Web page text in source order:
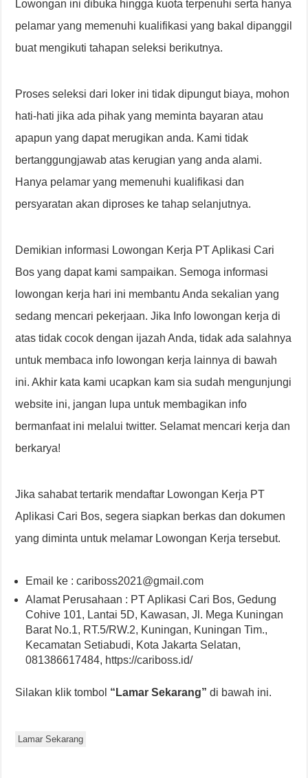
Lowongan ini dibuka hingga kuota terpenuhi serta hanya
pelamar yang memenuhi kualifikasi yang bakal dipanggil
buat mengikuti tahapan seleksi berikutnya.
Proses seleksi dari loker ini tidak dipungut biaya, mohon
hati-hati jika ada pihak yang meminta bayaran atau
apapun yang dapat merugikan anda. Kami tidak
bertanggungjawab atas kerugian yang anda alami.
Hanya pelamar yang memenuhi kualifikasi dan
persyaratan akan diproses ke tahap selanjutnya.
Demikian informasi Lowongan Kerja PT Aplikasi Cari
Bos yang dapat kami sampaikan. Semoga informasi
lowongan kerja hari ini membantu Anda sekalian yang
sedang mencari pekerjaan. Jika Info lowongan kerja di
atas tidak cocok dengan ijazah Anda, tidak ada salahnya
untuk membaca info lowongan kerja lainnya di bawah
ini. Akhir kata kami ucapkan kam sia sudah mengunjungi
website ini, jangan lupa untuk membagikan info
bermanfaat ini melalui twitter. Selamat mencari kerja dan
berkarya!
Jika sahabat tertarik mendaftar Lowongan Kerja PT
Aplikasi Cari Bos, segera siapkan berkas dan dokumen
yang diminta untuk melamar Lowongan Kerja tersebut.
Email ke : cariboss2021@gmail.com
Alamat Perusahaan : PT Aplikasi Cari Bos, Gedung
Cohive 101, Lantai 5D, Kawasan, Jl. Mega Kuningan
Barat No.1, RT.5/RW.2, Kuningan, Kuningan Tim.,
Kecamatan Setiabudi, Kota Jakarta Selatan,
081386617484, https://cariboss.id/
Silakan klik tombol “Lamar Sekarang” di bawah ini.
Lamar Sekarang